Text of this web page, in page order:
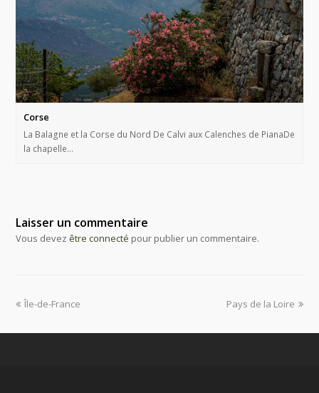
Corse
La Balagne et la Corse du Nord De Calvi aux Calenches de PianaDe
la chapelle…
Laisser un commentaire
Vous devezêtre connecté pour publier un commentaire.
Île-de-France Pays de la Loire